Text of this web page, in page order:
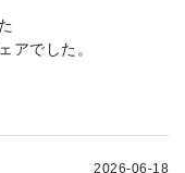
アでした。
2026-06-18